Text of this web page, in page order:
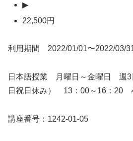
▶
22,500円
利用期間 2022/01/01〜2022/03/
日本語授業 月曜日～金曜日 週
日祝日休み） 13：00～16：20
講座番号：1242-01-05